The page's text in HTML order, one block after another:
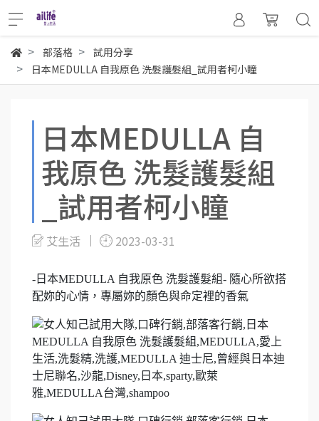
部落格
試用分享
日本MEDULLA 自我原色 洗髮護髮組_試用者柯小瞳
日本MEDULLA 自
我原色 洗髮護髮組
_試用者柯小瞳
艾生活 2023-03-31
-日本MEDULLA 自我原色 洗髮護髮組- 隨心所欲搭
配妳的心情，專屬妳的顏色與命定裡的香氣